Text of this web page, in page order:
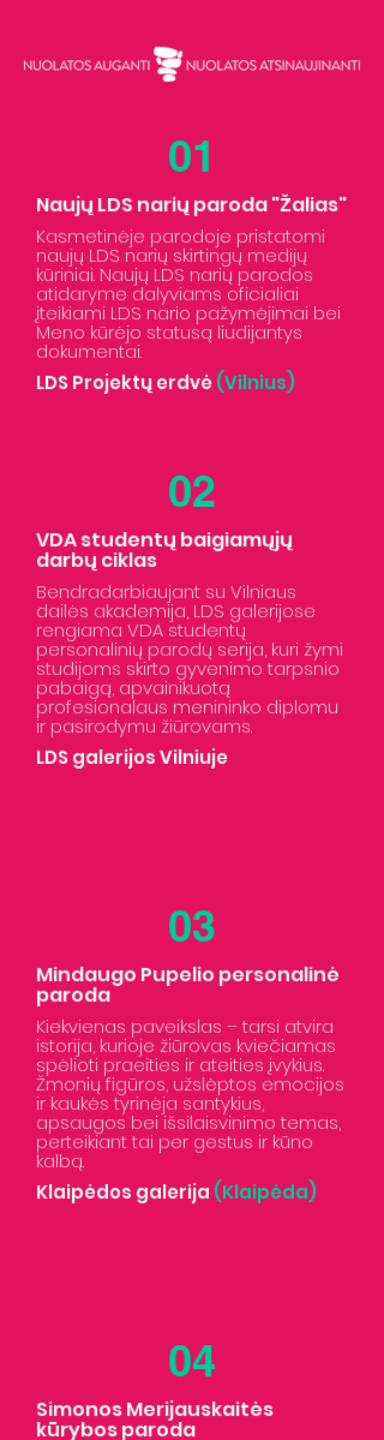
01
Naujų LDS narių paroda "Žalias"
Kasmetinėje parodoje pristatomi
naujų LDS narių skirtingų medijų
kūriniai. Naujų LDS narių parodos
atidaryme dalyviams oficialiai
įteikiami LDS nario pažymėjimai bei
Meno kūrėjo statusą liudijantys
dokumentai.
LDS Projektų erdvė(Vilnius)
02
VDA studentų baigiamųjų
darbų ciklas
Bendradarbiaujant su Vilniaus
dailės akademija, LDS galerijose
rengiama VDA studentų
personalinių parodų serija, kuri žymi
studijoms skirto gyvenimo tarpsnio
pabaigą, apvainikuotą
profesionalaus menininko diplomu
ir pasirodymu žiūrovams.
LDS galerijos Vilniuje
03
Mindaugo Pupelio personalinė
paroda
Kiekvienas paveikslas – tarsi atvira
istorija, kurioje žiūrovas kviečiamas
spėlioti praeities ir ateities įvykius.
Žmonių figūros, užslėptos emocijos
ir kaukės tyrinėja santykius,
apsaugos bei išsilaisvinimo temas,
perteikiant tai per gestus ir kūno
kalbą.
Klaipėdos galerija (Klaipėda)
04
Simonos Merijauskaitės
kūrybos paroda